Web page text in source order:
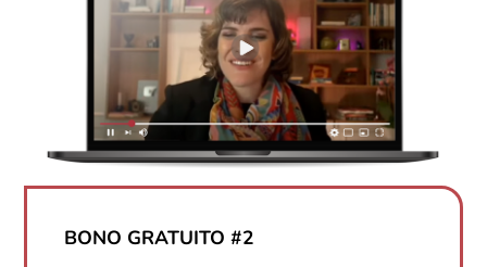
BONO GRATUITO #2